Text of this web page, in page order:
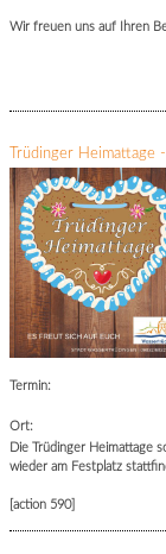
Wir freuen uns auf Ihren
Trüdinger
Termin:
Ort:
Die Trüdinger Heimattage
wieder am Festplatz
[action 590]